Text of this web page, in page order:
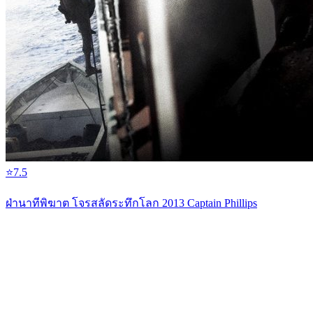
⭐7.5
ฝ่านาทีพิฆาต โจรสลัดระทึกโลก 2013 Captain Phillips